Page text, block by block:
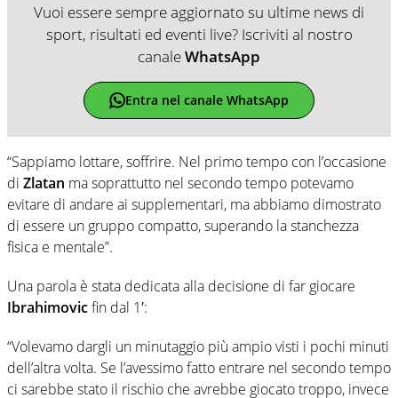
Vuoi essere sempre aggiornato su ultime news di
sport, risultati ed eventi live? Iscriviti al nostro
canaleWhatsApp
Entra nel canale WhatsApp
“Sappiamo lottare, soffrire. Nel primo tempo con l’occasione
di Zlatan ma soprattutto nel secondo tempo potevamo
evitare di andare ai supplementari, ma abbiamo dimostrato
di essere un gruppo compatto, superando la stanchezza
fisica e mentale”.
Una parola è stata dedicata alla decisione di far giocare
Ibrahimovicfin dal 1′:
“Volevamo dargli un minutaggio più ampio visti i pochi minuti
dell’altra volta. Se l’avessimo fatto entrare nel secondo tempo
ci sarebbe stato il rischio che avrebbe giocato troppo, invece